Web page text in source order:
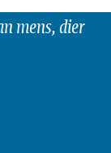
mens, dier